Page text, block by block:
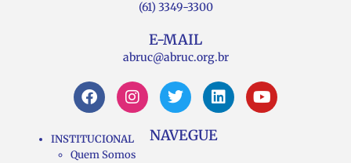
(61) 3349-3300
E-MAIL
abruc@abruc.org.br
NAVEGUE
INSTITUCIONAL
Quem Somos